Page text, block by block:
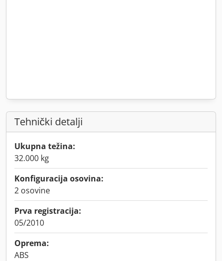
Tehnički detalji
Ukupna težina:
32.000 kg
Konfiguracija osovina:
2 osovine
Prva registracija:
05/2010
Oprema:
ABS